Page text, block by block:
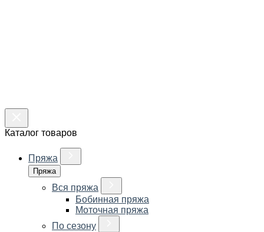
Каталог товаров
Пряжа
Пряжа
Вся пряжа
Бобинная пряжа
Моточная пряжа
По сезону